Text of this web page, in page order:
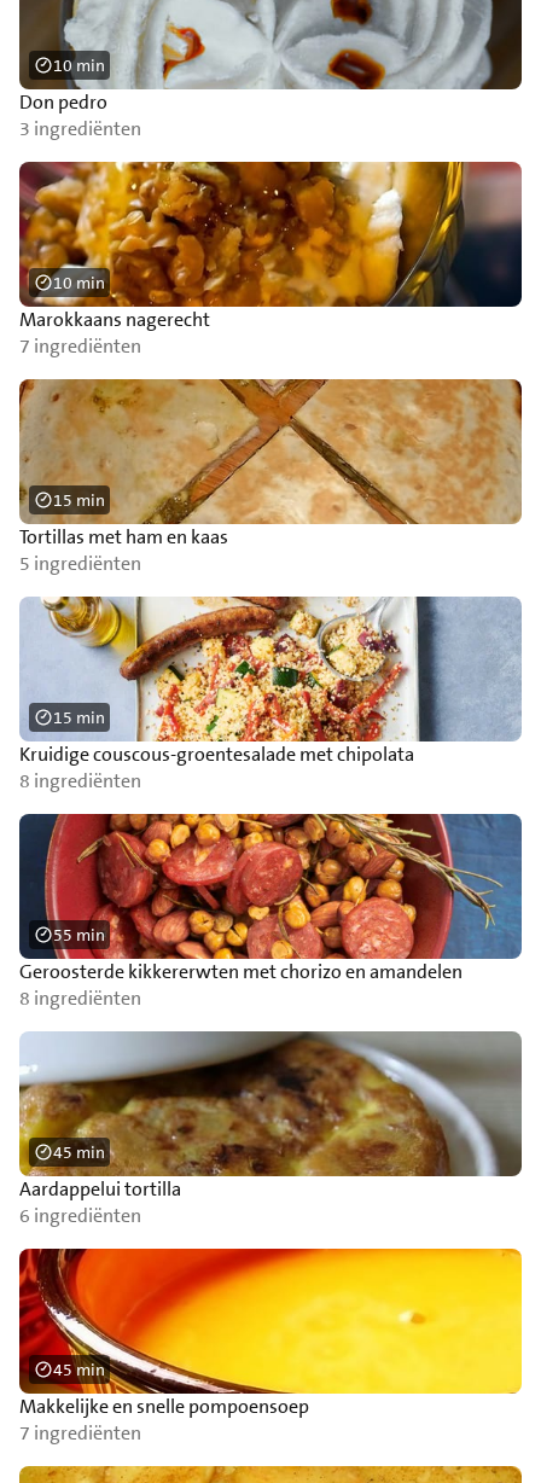
Don pedro
3 ingrediënten
10 min
Marokkaans nagerecht
7 ingrediënten
10 min
Tortillas met ham en kaas
5 ingrediënten
15 min
Kruidige couscous-groentesalade met chipolata
8 ingrediënten
15 min
Geroosterde kikkererwten met chorizo en amandelen
8 ingrediënten
55 min
Aardappelui tortilla
6 ingrediënten
45 min
Makkelijke en snelle pompoensoep
7 ingrediënten
45 min